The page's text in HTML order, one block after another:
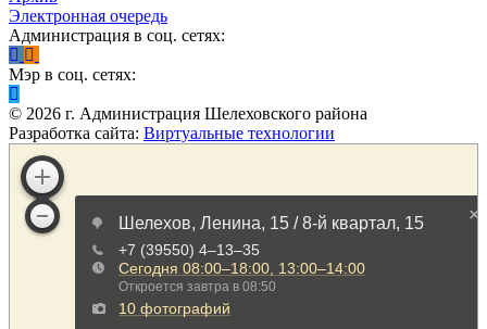
Электронная очередь
Администрация в соц. сетях:
Мэр в соц. сетях:
© 2026 г. Администрация Шелеховского района
Разработка сайта: Виртуальные технологии